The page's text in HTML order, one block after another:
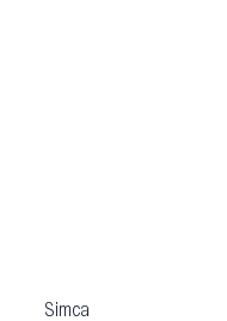
Simca